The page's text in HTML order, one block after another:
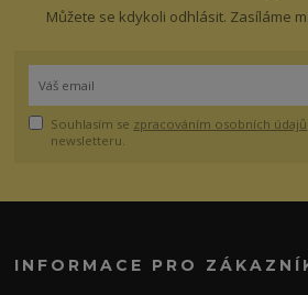
Můžete se kdykoli odhlásit. Zasíláme
Souhlasím se zpracováním osobních údajů
newsletteru.
INFORMACE PRO